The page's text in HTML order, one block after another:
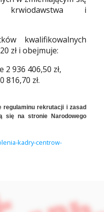
krwiodawstwa i
kwalifikowalnych
zł i obejmuje:
936 406,50 zł,
816,70 zł.
regulaminu rekrutacji i zasad
się na stronie Narodowego
kadry-centrow-